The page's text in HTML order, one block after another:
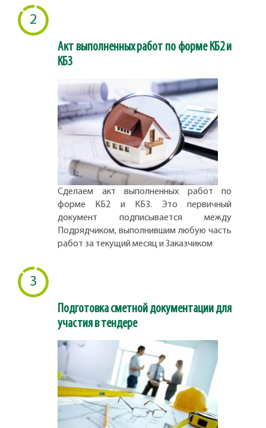
2
Акт выполненных работ по форме КБ2 и
КБ3
Сделаем акт выполненных работ по
форме КБ2 и КБ3. Это первичный
документ подписывается между
Подрядчиком, выполнившим любую часть
работ за текущий месяц и Заказчиком
3
Подготовка сметной документации для
участия в тендере